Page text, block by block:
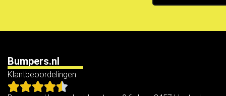
Bumpers.nl
Klantbeoordelingen